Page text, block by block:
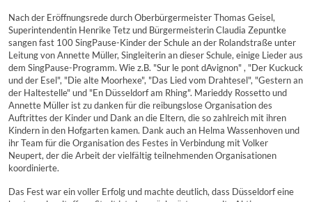
Nach der Eröffnungsrede durch Oberbürgermeister Thomas Geisel,
Superintendentin Henrike Tetz und Bürgermeisterin Claudia Zepuntke
sangen fast 100 SingPause-Kinder der Schule an der Rolandstraße unter
Leitung von Annette Müller, Singleiterin an dieser Schule, einige Lieder aus
dem SingPause-Programm. Wie z.B. "Sur le pont dAvignon" , "Der Kuckuck
und der Esel", "Die alte Moorhexe", "Das Lied vom Drahtesel", "Gestern an
der Haltestelle" und "En Düsseldorf am Rhing". Marieddy Rossetto und
Annette Müller ist zu danken für die reibungslose Organisation des
Auftrittes der Kinder und Dank an die Eltern, die so zahlreich mit ihren
Kindern in den Hofgarten kamen. Dank auch an Helma Wassenhoven und
ihr Team für die Organisation des Festes in Verbindung mit Volker
Neupert, der die Arbeit der vielfältig teilnehmenden Organisationen
koordinierte.
Das Fest war ein voller Erfolg und machte deutlich, dass Düsseldorf eine